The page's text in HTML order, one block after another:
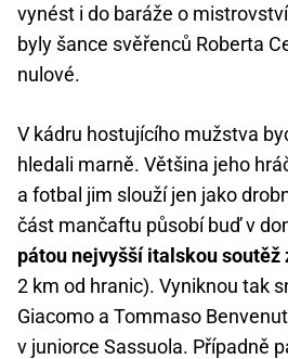
vynést i do baráže o
byly šance svěřenců Roberta
nulové.
V kádru hostujícího mužstva
hledali marně. Většina jeho
a fotbal jim slouží jen jako
část mančaftu působí buď v
pátou nejvyšší italskou soutěž
2 km od hranic). Vyniknou tak
Giacomo a Tommaso
v juniorce Sassuola. Případně